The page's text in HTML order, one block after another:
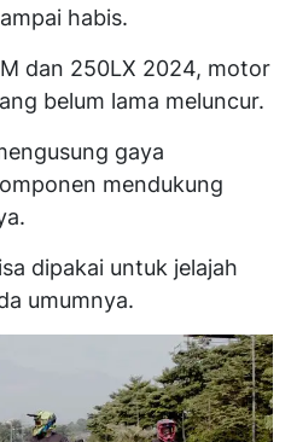
habis.
dan 250LX 2024, motor
belum lama meluncur.
gaya
mendukung
dipakai untuk jelajah
umumnya.